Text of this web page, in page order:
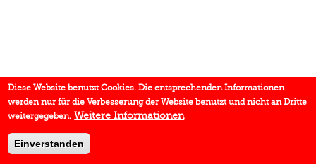
Diese Website benutzt Cookies. Die entsprechenden Informationen
werden nur für die Verbesserung der Website benutzt und nicht an Dritte
weitergegeben. Weitere Informationen
Einverstanden